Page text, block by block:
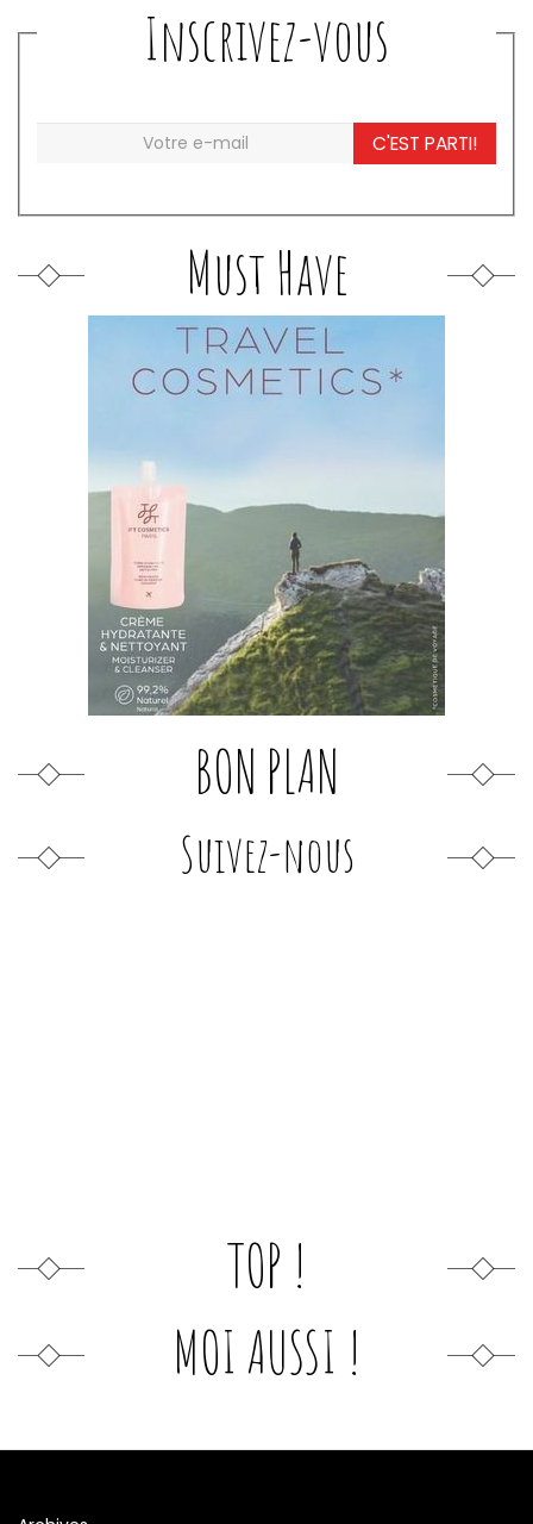
Inscrivez-vous
C'EST PARTI!
Must Have
BON PLAN
Suivez-nous
TOP !
MOI AUSSI !